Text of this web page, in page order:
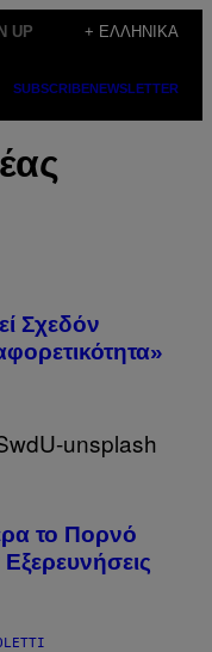
UP + ΕΛΛΗΝΙΚΆ
SUBSCRIBENEWSLETTER
Σχεδόν
το Πορνό